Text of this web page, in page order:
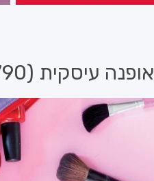
אופנה עיסקית (790)